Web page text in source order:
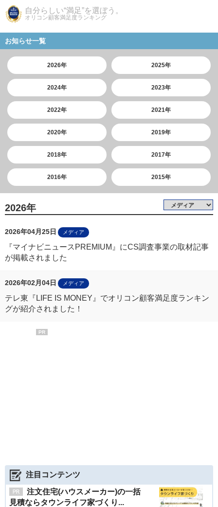
自分らしい“満足”を選ぼう。
オリコン顧客満足度ランキング
お知らせ一覧
2026年 2025年
2024年 2023年
2022年 2021年
2020年 2019年
2018年 2017年
2016年 2015年
2026年
2026年04月25日 メディア
『マイナビニュースPREMIUM』にCS調査事業の取材記事
が掲載されました
2026年02月04日 メディア
テレ東『LIFE IS MONEY』でオリコン顧客満足度ランキン
グが紹介されました！
PR
注目コンテンツ
注文住宅(ハウスメーカー)の一括
見積ならタウンライフ家づくり...